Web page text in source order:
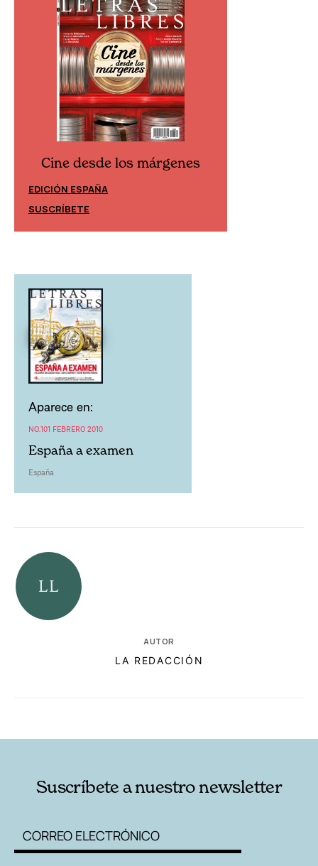
Cine desde los márgenes
EDICIÓN ESPAÑA
SUSCRÍBETE
Aparece en:
NO.101 FEBRERO 2010
España a examen
España
AUTOR
LA REDACCIÓN
Suscríbete a nuestro newsletter